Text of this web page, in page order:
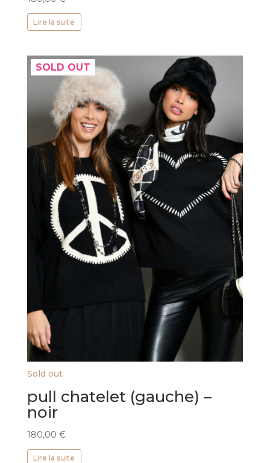
Lire la suite
SOLD OUT
Sold out
pull chatelet (gauche) –
noir
180,00 €
Lire la suite